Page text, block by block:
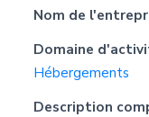
Nom de
Domaine
Hébergements
Description